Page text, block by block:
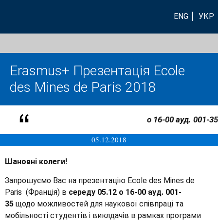
ENG УКР
Erasmus+ Презентація Ecole
des Mines de Paris 2018
о 16-00 ауд. 001-35
05.12.2018
Шановні колеги!
Запрошуємо Вас на презентацію Ecole des Mines de
Paris (Франція) в середу 05.12 о 16-00 ауд. 001-
35 щодо можливостей для наукової співпраці та
мобільності студентів і виклдачів в рамках програми